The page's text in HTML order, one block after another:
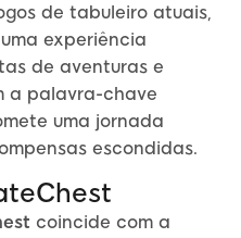
de tabuleiro atuais,
experiência
de aventuras e
a palavra-chave
uma jornada
escondidas.
coincide com a